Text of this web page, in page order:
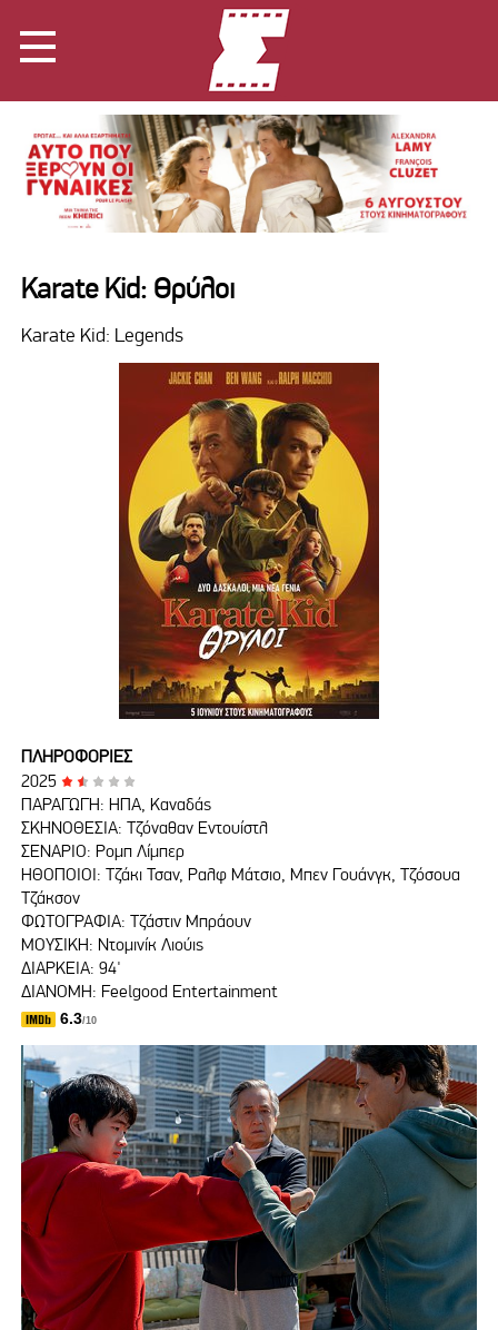
Karate Kid: Θρύλοι
Karate Kid: Legends
ΠΛΗΡΟΦΟΡΙΕΣ
2025
ΠΑΡΑΓΩΓΗ: ΗΠΑ, Καναδάς
ΣΚΗΝΟΘΕΣΙΑ: Τζόναθαν Εντουίστλ
ΣΕΝΑΡΙΟ: Ρομπ Λίμπερ
ΗΘΟΠΟΙΟΙ: Τζάκι Τσαν, Ραλφ Μάτσιο, Μπεν Γουάνγκ, Τζόσουα
Τζάκσον
ΦΩΤΟΓΡΑΦΙΑ: Τζάστιν Μπράουν
ΜΟΥΣΙΚΗ: Ντομινίκ Λιούις
ΔΙΑΡΚΕΙΑ: 94'
ΔΙΑΝΟΜΗ: Feelgood Entertainment
6.3/10